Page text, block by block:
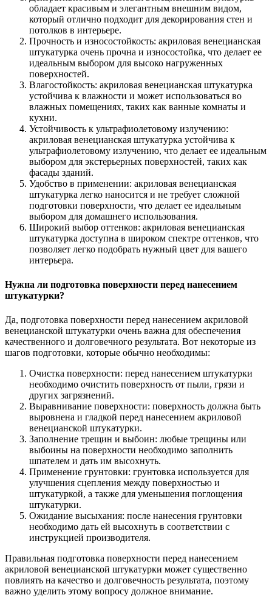
обладает красивым и элегантным внешним видом,
который отлично подходит для декорирования стен и
потолков в интерьере.
Прочность и износостойкость: акриловая венецианская
штукатурка очень прочна и износостойка, что делает ее
идеальным выбором для высоко нагруженных
поверхностей.
Влагостойкость: акриловая венецианская штукатурка
устойчива к влажности и может использоваться во
влажных помещениях, таких как ванные комнаты и
кухни.
Устойчивость к ультрафиолетовому излучению:
акриловая венецианская штукатурка устойчива к
ультрафиолетовому излучению, что делает ее идеальным
выбором для экстерьерных поверхностей, таких как
фасады зданий.
Удобство в применении: акриловая венецианская
штукатурка легко наносится и не требует сложной
подготовки поверхности, что делает ее идеальным
выбором для домашнего использования.
Широкий выбор оттенков: акриловая венецианская
штукатурка доступна в широком спектре оттенков, что
позволяет легко подобрать нужный цвет для вашего
интерьера.
Нужна ли подготовка поверхности перед нанесением
штукатурки?
Да, подготовка поверхности перед нанесением акриловой
венецианской штукатурки очень важна для обеспечения
качественного и долговечного результата. Вот некоторые из
шагов подготовки, которые обычно необходимы:
Очистка поверхности: перед нанесением штукатурки
необходимо очистить поверхность от пыли, грязи и
других загрязнений.
Выравнивание поверхности: поверхность должна быть
выровнена и гладкой перед нанесением акриловой
венецианской штукатурки.
Заполнение трещин и выбоин: любые трещины или
выбоины на поверхности необходимо заполнить
шпателем и дать им высохнуть.
Применение грунтовки: грунтовка используется для
улучшения сцепления между поверхностью и
штукатуркой, а также для уменьшения поглощения
штукатурки.
Ожидание высыхания: после нанесения грунтовки
необходимо дать ей высохнуть в соответствии с
инструкцией производителя.
Правильная подготовка поверхности перед нанесением
акриловой венецианской штукатурки может существенно
повлиять на качество и долговечность результата, поэтому
важно уделить этому вопросу должное внимание.